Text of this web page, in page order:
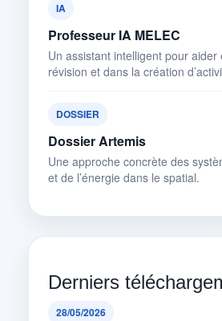
IA
Professeur IA MELEC
Un assistant intelligent pour aider
révision et dans la création
DOSSIER
Dossier Artemis
Une approche concrète des
et de l’énergie dans le spatial.
Derniers
28/05/2026